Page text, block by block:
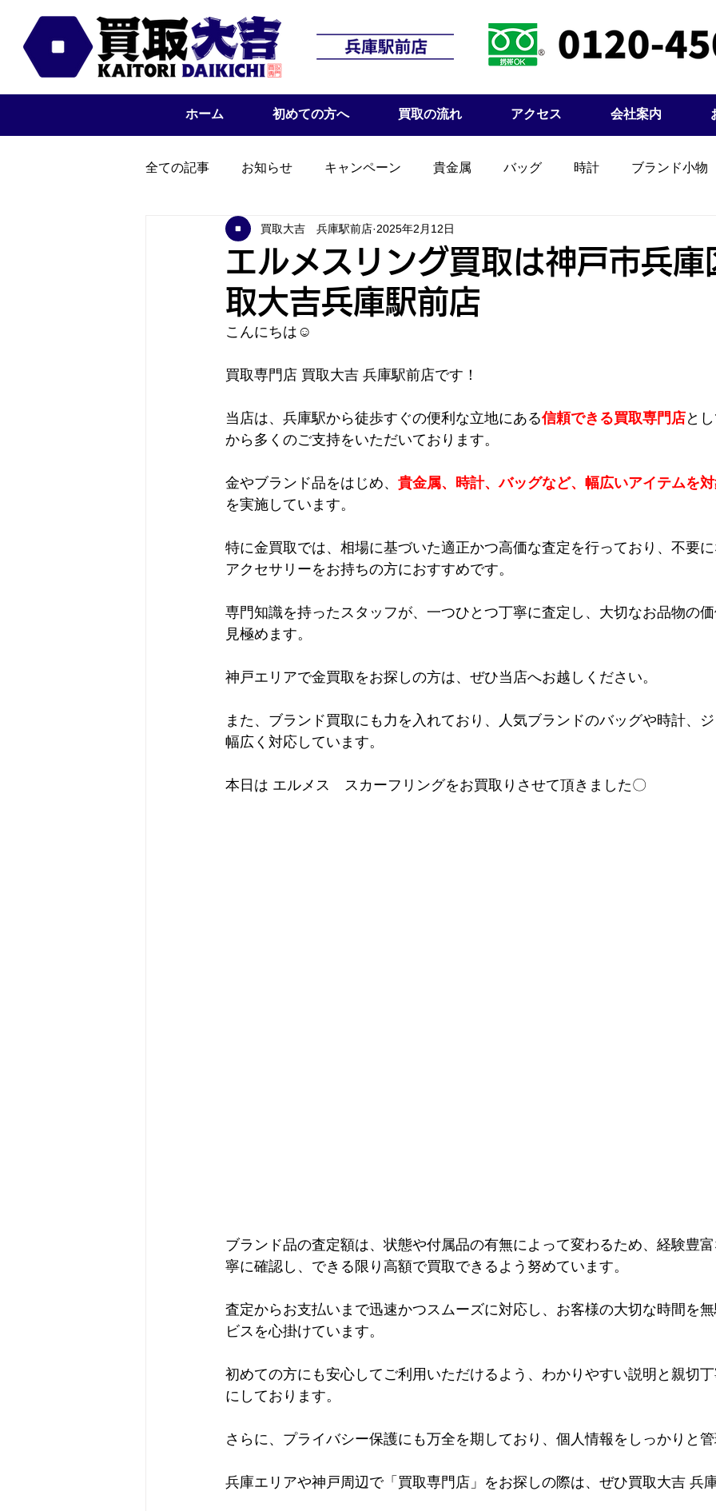
ホーム 初めての方へ 買取の流れ アクセス 会社案内
全ての記事 お知らせ キャンペーン 貴金属 バッグ 時計 ブランド小物
エルメスリング買取は神戸市兵庫
取大吉兵庫駅前店
買取大吉 兵庫駅前店 2025年2月12日
こんにちは☺
買取専門店 買取大吉 兵庫駅前店です！
当店は、兵庫駅から徒歩すぐの便利な立地にある信頼できる買取専門店と
から多くのご支持をいただいております。
金やブランド品をはじめ、 貴金属、時計、バッグなど、幅広いアイテムを
を実施しています。
特に金買取では、相場に基づいた適正かつ高価な査定を行っており、不要
アクセサリーをお持ちの方におすすめです。
専門知識を持ったスタッフが、一つひとつ丁寧に査定し、大切なお品物の
見極めます。
神戸エリアで金買取をお探しの方は、ぜひ当店へお越しください。
また、ブランド買取にも力を入れており、人気ブランドのバッグや時計、ジ
幅広く対応しています。
本日は エルメス　スカーフリングをお買取りさせて頂きました〇
ブランド品の査定額は、状態や付属品の有無によって変わるため、経験豊
寧に確認し、できる限り高額で買取できるよう努めています。
査定からお支払いまで迅速かつスムーズに対応し、お客様の大切な時間を
ビスを心掛けています。
初めての方にも安心してご利用いただけるよう、わかりやすい説明と親切
にしております。
さらに、プライバシー保護にも万全を期しており、個人情報をしっかりと管
兵庫エリアや神戸周辺で「買取専門店」をお探しの際は、ぜひ買取大吉 兵